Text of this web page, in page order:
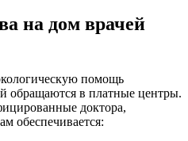
на дом врачей
помощь
обращаются в платные центры.
доктора,
обеспечивается: